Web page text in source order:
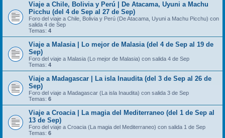
Viaje a Chile, Bolivia y Perú | De Atacama, Uyuni a Machu
Picchu (del 4 de Sep al 27 de Sep)
Foro del viaje a Chile, Bolivia y Perú (De Atacama, Uyuni a Machu Picchu) con
salida 4 de Sep
Temas: 4
Viaje a Malasia | Lo mejor de Malasia (del 4 de Sep al 19 de
Sep)
Foro del viaje a Malasia (Lo mejor de Malasia) con salida 4 de Sep
Temas: 4
Viaje a Madagascar | La isla Inaudita (del 3 de Sep al 26 de
Sep)
Foro del viaje a Madagascar (La isla Inaudita) con salida 3 de Sep
Temas: 6
Viaje a Croacia | La magia del Mediterraneo (del 1 de Sep al
13 de Sep)
Foro del viaje a Croacia (La magia del Mediterraneo) con salida 1 de Sep
Temas: 6